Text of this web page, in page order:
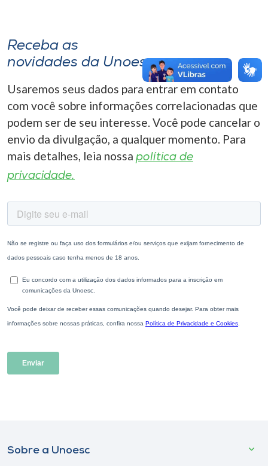
Receba as
novidades da Unoesc
Usaremos seus dados para entrar em contato
com você sobre informações correlacionadas que
podem ser de seu interesse. Você pode cancelar o
envio da divulgação, a qualquer momento. Para
mais detalhes, leia nossa política de
privacidade.
Sobre a Unoesc